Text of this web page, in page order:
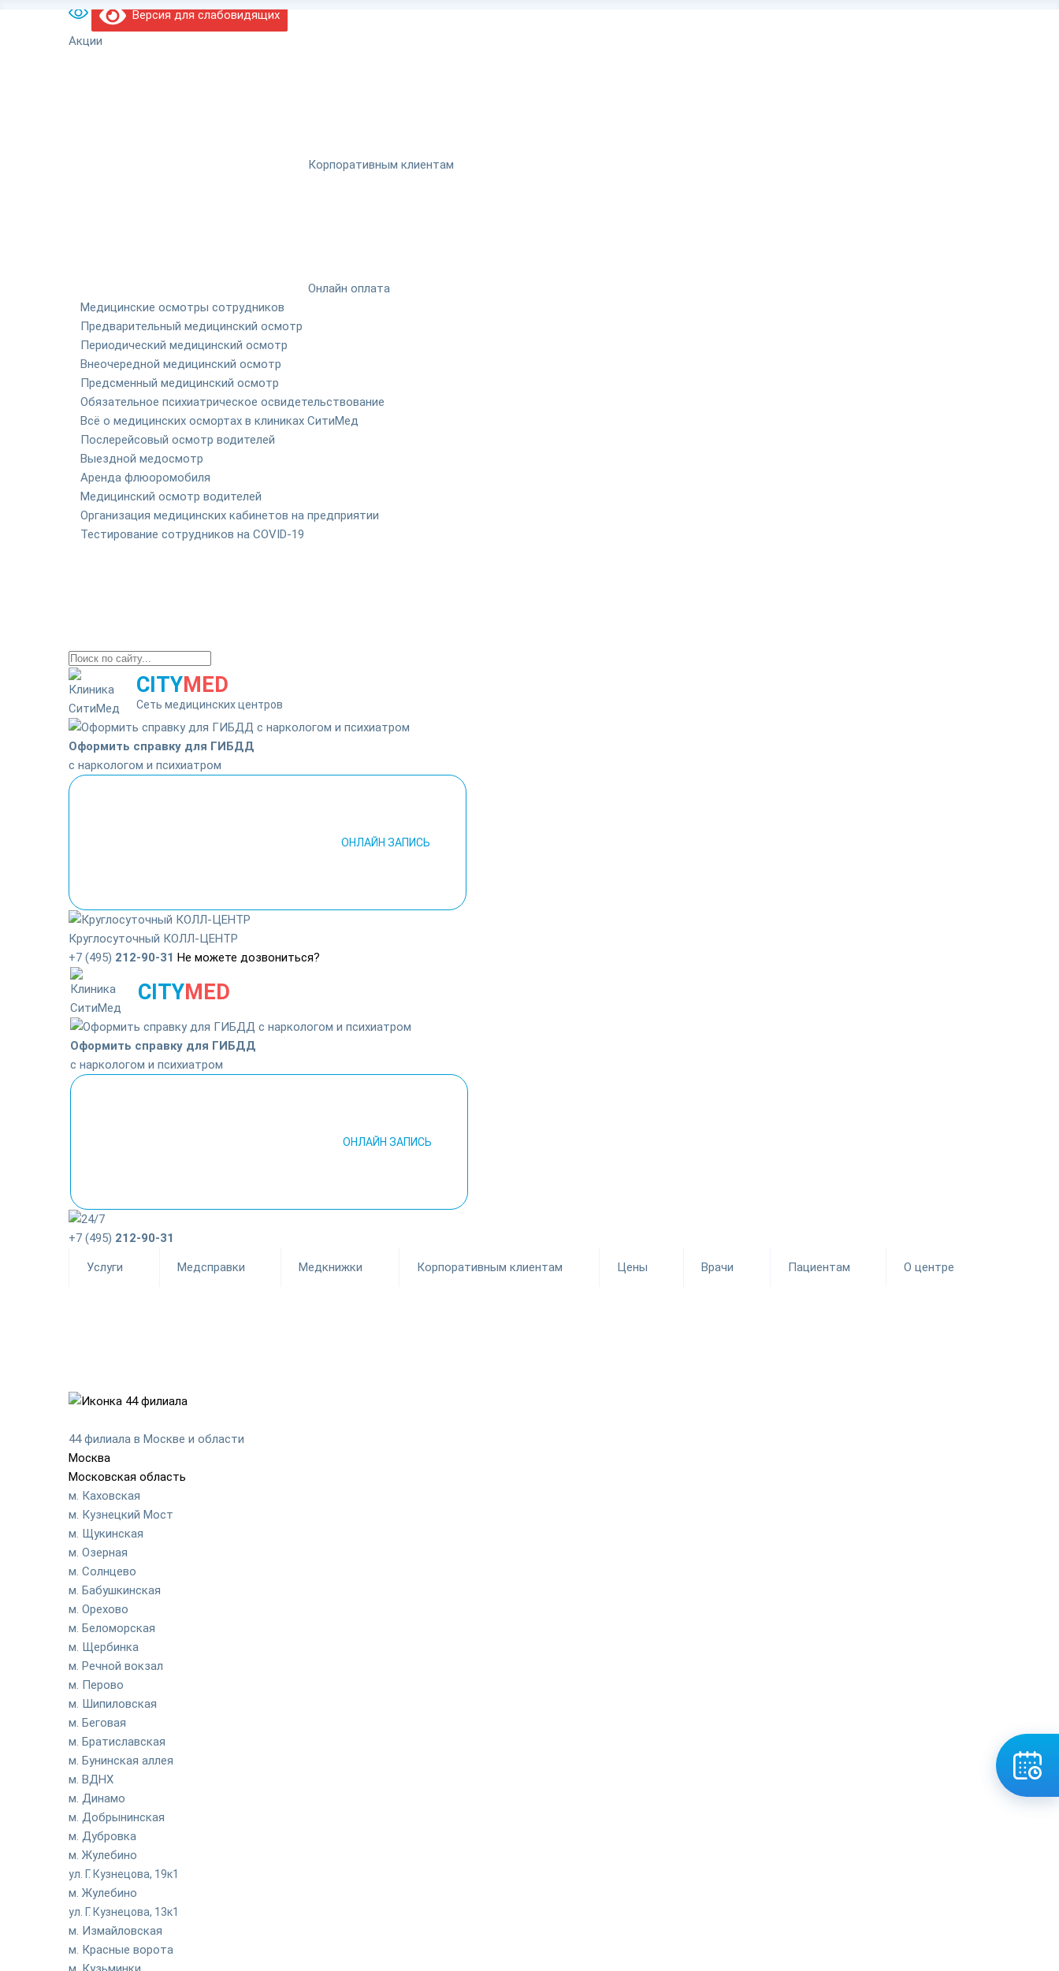
Версия для слабовидящих
Акции
Корпоративным клиентам
Онлайн оплата
Медицинские осмотры сотрудников
Предварительный медицинский осмотр
Периодический медицинский осмотр
Внеочередной медицинский осмотр
Предсменный медицинский осмотр
Обязательное психиатрическое освидетельствование
Всё о медицинских осмортах в клиниках СитиМед
Послерейсовый осмотр водителей
Выездной медосмотр
Аренда флюоромобиля
Медицинский осмотр водителей
Организация медицинских кабинетов на предприятии
Тестирование сотрудников на COVID-19
CITYMED
Сеть медицинских центров
Оформить справку для ГИБДД
с наркологом и психиатром
ОНЛАЙН ЗАПИСЬ
Круглосуточный КОЛЛ-ЦЕНТР
+7 (495) 212-90-31 Не можете дозвониться?
CITYMED
Оформить справку для ГИБДД
с наркологом и психиатром
ОНЛАЙН ЗАПИСЬ
+7 (495) 212-90-31
Услуги Медсправки Медкнижки Корпоративным клиентам Цены Врачи Пациентам О центре
44 филиала
44 филиала в Москве и области
Москва
Московская область
м. Каховская
м. Кузнецкий Мост
м. Щукинская
м. Озерная
м. Солнцево
м. Бабушкинская
м. Орехово
м. Беломорская
м. Щербинка
м. Речной вокзал
м. Перово
м. Шипиловская
м. Беговая
м. Братиславская
м. Бунинская аллея
м. ВДНХ
м. Динамо
м. Добрынинская
м. Дубровка
м. Жулебино
ул. Г. Кузнецова, 19к1
м. Жулебино
ул. Г. Кузнецова, 13к1
м. Измайловская
м. Красные ворота